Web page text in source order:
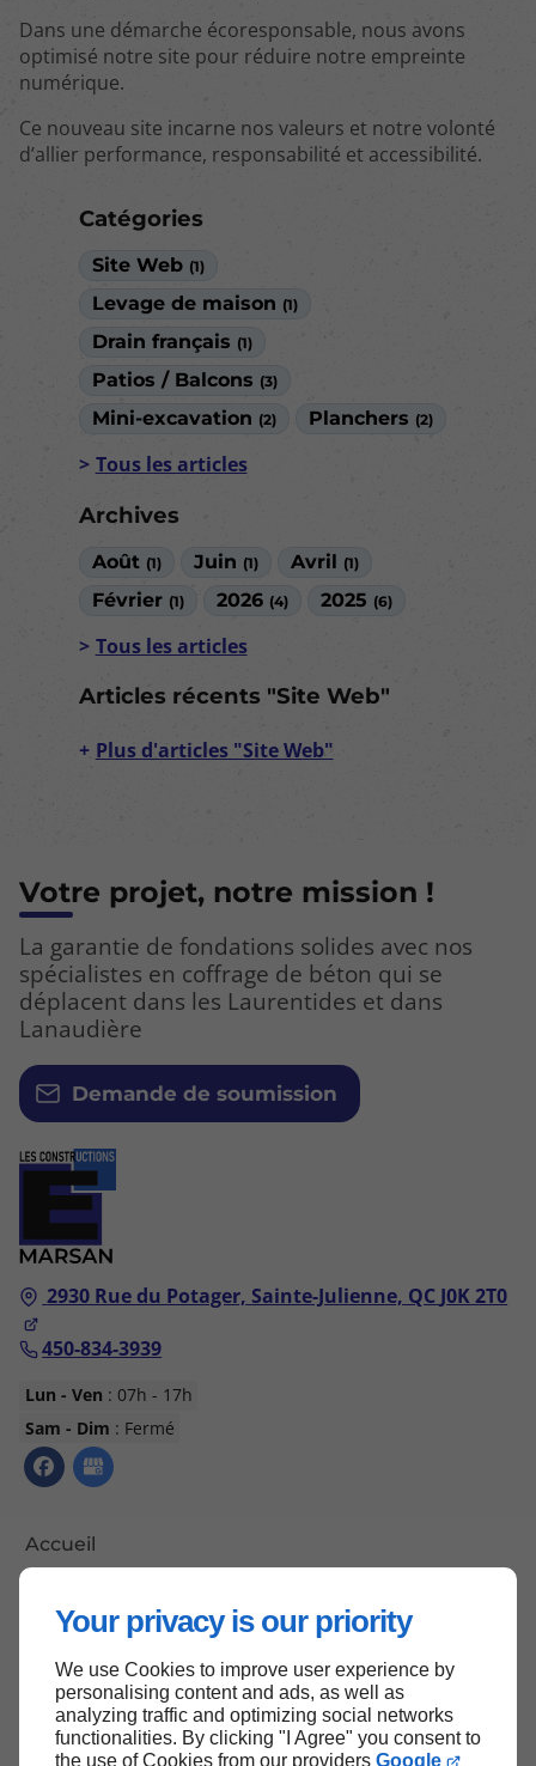
Your privacy is our priority
We use Cookies to improve user experience by
personalising content and ads, as well as
analyzing traffic and optimizing social networks
functionalities. By clicking "I Agree" you consent to
the use of Cookies from our providers Google
Catégories
Site Web (1)
Levage de maison (1)
Drain français (1)
Patios / Balcons (3)
Mini-excavation (2) Planchers (2)
Tous les articles
Archives
Août (1) Juin (1) Avril (1)
Février (1) 2026 (4) 2025 (6)
Tous les articles
Articles récents "Site Web"
Plus d'articles "Site Web"
Dans une démarche écoresponsable, nous avons
optimisé notre site pour réduire notre empreinte
numérique.
Ce nouveau site incarne nos valeurs et notre volonté
d’allier performance, responsabilité et accessibilité.
2930 Rue du Potager, Sainte-Julienne, QC J0K 2T0
450-834-3939
Lun - Ven : 07h - 17h
Sam - Dim : Fermé
Accueil
Politique de confidentialité
Plan du site
Votre projet, notre mission !
La garantie de fondations solides avec nos
spécialistes en coffrage de béton qui se
déplacent dans les Laurentides et dans
Lanaudière
Demande de soumission